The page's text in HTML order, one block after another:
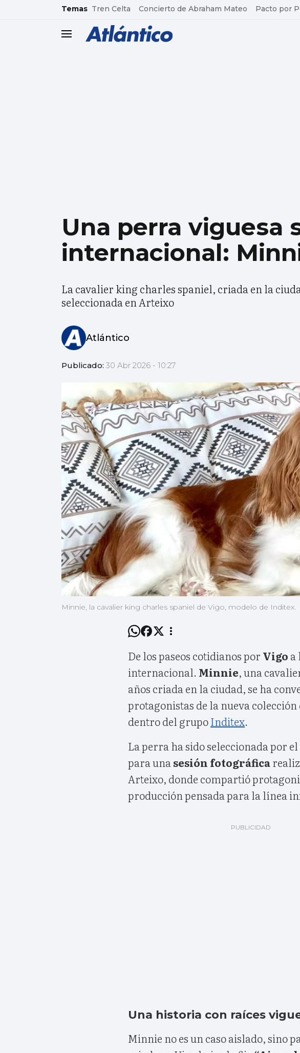
common.go-to-content
Temas Tren Celta Concierto de Abraham Mateo Pacto por
header.menu.open
Una perra viguesa
internacional:
La cavalier king charles spaniel, criada en la
seleccionada en Arteixo
Atlántico
Publicado: 30 Abr 2026 - 10:27
Minnie, la cavalier king charles spaniel de Vigo, modelo de Inditex.
De los paseos cotidianos por Vigo a
internacional. Minnie, una
años criada en la ciudad, se ha
protagonistas de la nueva
dentro del grupoInditex.
La perra ha sido seleccionada por
para una sesión fotográfica
Arteixo, donde compartió
producción pensada para la línea
Una historia con raíces
Minnie no es un caso aislado, sino